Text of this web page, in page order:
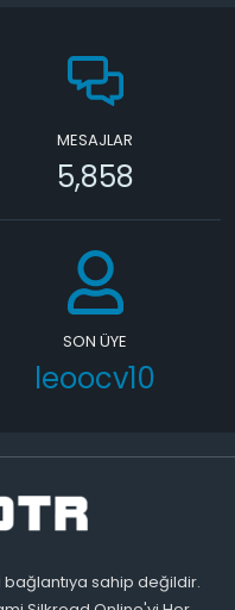
MESAJLAR
5,858
SON ÜYE
leoocv10
sahip değildir.